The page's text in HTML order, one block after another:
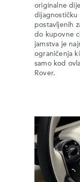
originalne
dijagnostičku
postavljenih
do kupovne
jamstva je
ograničenja
samo kod
Rover.